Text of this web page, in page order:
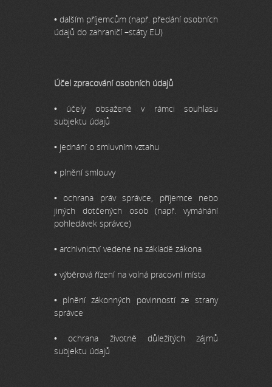
• dalším příjemcům (např. předání osobních
údajů do zahraničí –státy EU)
Účel zpracování osobních údajů
• účely obsažené v rámci souhlasu
subjektu údajů
• jednání o smluvním vztahu
• plnění smlouvy
• ochrana práv správce, příjemce nebo
jiných dotčených osob (např. vymáhání
pohledávek správce)
• archivnictví vedené na základě zákona
• výběrová řízení na volná pracovní místa
• plnění zákonných povinností ze strany
správce
• ochrana životně důležitých zájmů
subjektu údajů